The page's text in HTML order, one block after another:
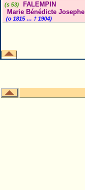
(s 53)
FALEMPIN
Marie Bénédicte Josephe
(o 1815 … † 1904)